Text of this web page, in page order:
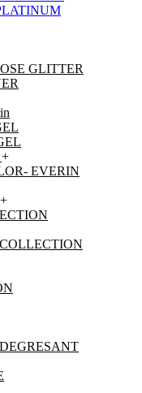
GLITTER
+
EVERIN
+